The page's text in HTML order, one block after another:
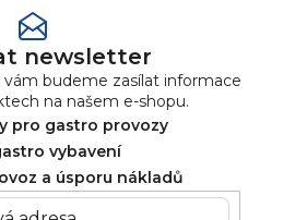
newsletter
budeme zasílat informace
na našem e-shopu.
pro gastro provozy
vybavení
a úsporu nákladů